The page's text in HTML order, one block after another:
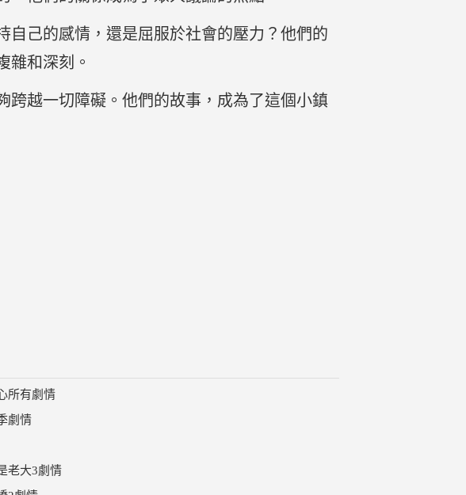
自己的感情，還是屈服於社會的壓力？他們的
雜和深刻。
跨越一切障礙。他們的故事，成為了這個小鎮
所有劇情
劇情
老大3劇情